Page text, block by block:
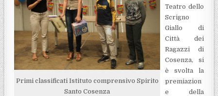
Primi classificati Istituto comprensivo Spirito
Santo Cosenza
Teatro dello
Scrigno
Giallo di
Città dei
Ragazzi di
Cosenza, si
è svolta la
premiazion
e della